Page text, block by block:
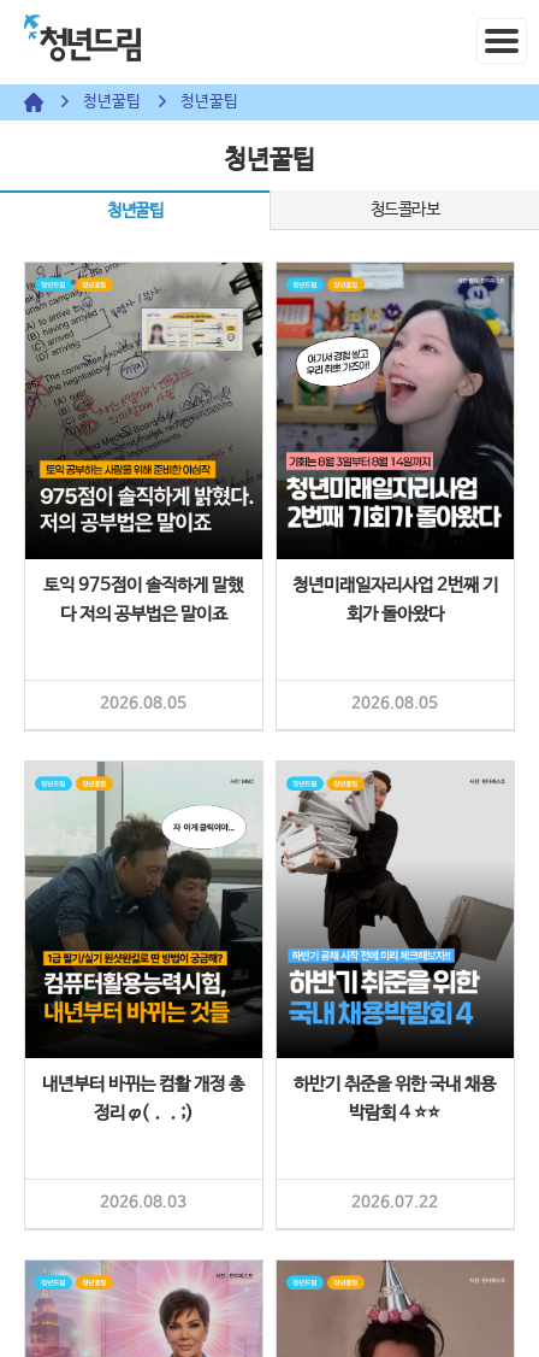
청년꿀팁 청년꿀팁
청년꿀팁
청년꿀팁 청드콜라보
토익 975점이 솔직하게 말했
다 저의 공부법은 말이죠
2026.08.05
청년미래일자리사업 2번째 기
회가 돌아왔다
2026.08.05
내년부터 바뀌는 컴활 개정 총
정리 φ(．．;)
2026.08.03
하반기 취준을 위한 국내 채용
박람회 4 ⭐⭐
2026.07.22